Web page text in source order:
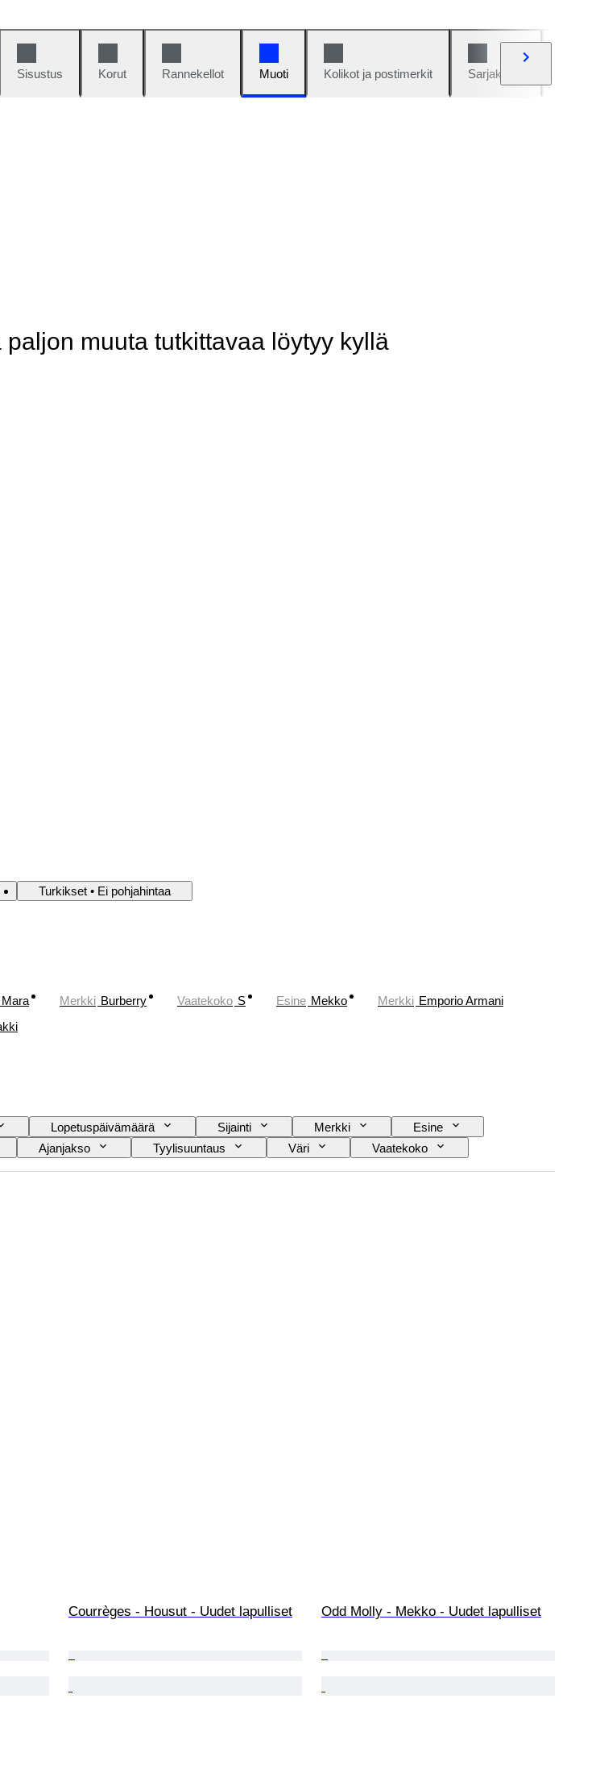
Sisustus Korut Rannekellot Muoti Kolikot ja postimerkit Sarjakuvat
muuta tutkittavaa löytyy kyllä
Turkikset • Ei pohjahintaa
Merkki Burberry Vaatekoko S Esine Mekko Merkki Emporio Armani
Lopetuspäivämäärä Sijainti Merkki
Esine
Ajanjakso Tyylisuuntaus Väri
Vaatekoko
koko Mukana asusteet Kengänkoko
Courrèges - Housut - Uudet lapulliset Odd Molly - Mekko - Uudet lapulliset